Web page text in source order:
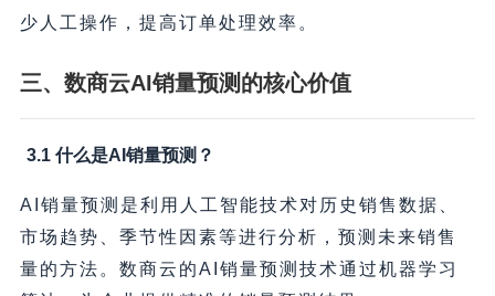
少人工操作，提高订单处理效率。
三、数商云AI销量预测的核心价值
3.1 什么是AI销量预测？
AI销量预测是利用人工智能技术对历史销售数据、
市场趋势、季节性因素等进行分析，预测未来销售
量的方法。数商云的AI销量预测技术通过机器学习